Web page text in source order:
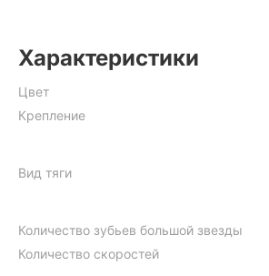
Характеристики
Цвет
Крепление
Вид тяги
Количество зубьев большой звезды
Количество скоростей